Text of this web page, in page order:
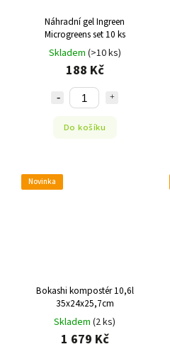
Náhradní gel Ingreen
Microgreens set 10 ks
Skladem (>10 ks)
188 Kč
Do košíku
Novinka
Bokashi kompostér 10,6l
35x24x25,7cm
Skladem (2 ks)
1 679 Kč